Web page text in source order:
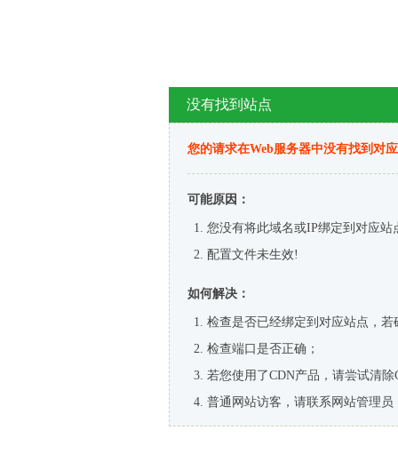
没有找到站点
您的请求在Web服务器中没有找到对
可能原因：
您没有将此域名或IP绑定到对应站
配置文件未生效!
如何解决：
检查是否已经绑定到对应站点，
检查端口是否正确；
若您使用了CDN产品，请尝试清除
普通网站访客，请联系网站管理员